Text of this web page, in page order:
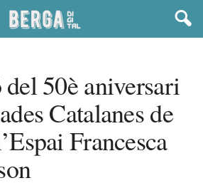
50è aniversari
Catalanes de
Francesca